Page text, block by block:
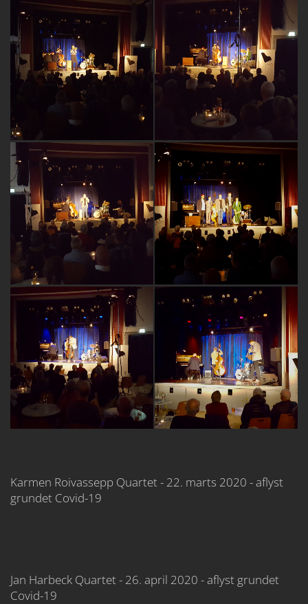
Karmen Roivassepp Quartet - 22. marts 2020 - aflyst
grundet Covid-19
Jan Harbeck Quartet - 26. april 2020 - aflyst grundet
Covid-19